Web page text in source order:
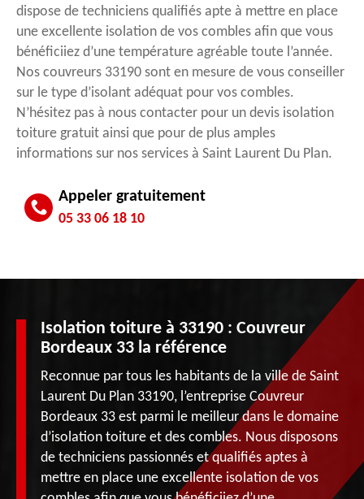
dispose de techniciens qualifiés apte à mettre en place
une excellente isolation de vos combles afin que vous
bénéficiiez d’une température agréable toute l’année.
Nos couvreurs 33190 sont en mesure de vous conseiller
sur le type d’isolant adéquat pour vos combles.
N’hésitez pas à nous contacter pour un devis isolation
toiture gratuit ainsi que pour de plus amples
informations sur nos services à Saint Laurent Du Plan.
Appeler gratuitement
05 33 06 18 10
Isolation toiture à 33190 : Couvreur
Bordeaux 33 la référence
Reconnue par tous les habitants de la ville de Saint
Laurent Du Plan 33190, l’entreprise Couvreur
Bordeaux 33 est parmi le meilleur dans le domaine
d’isolation toiture et des combles. Nous disposons
de techniciens passionnés et qualifiés aptes à
mettre en place une excellente isolation de vos